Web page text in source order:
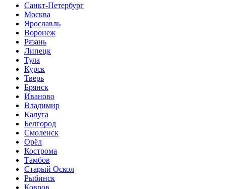
Санкт-Петербург
Москва
Ярославль
Воронеж
Рязань
Липецк
Тула
Курск
Тверь
Брянск
Иваново
Владимир
Калуга
Белгород
Смоленск
Орёл
Кострома
Тамбов
Старый Оскол
Рыбинск
Ковров